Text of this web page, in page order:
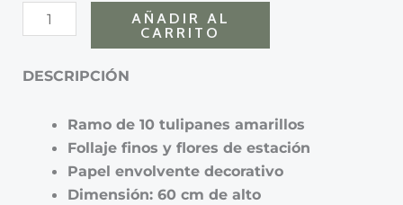
AÑADIR AL
CARRITO
DESCRIPCIÓN
Ramo de 10 tulipanes amarillos
Follaje finos y flores de estación
Papel envolvente decorativo
Dimensión: 60 cm de alto